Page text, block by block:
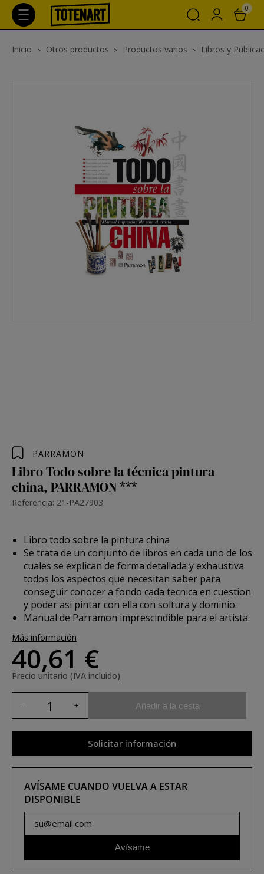
0
Inicio Otros productos Productos varios Libros y
PARRAMON
Libro Todo sobre la técnica pintura
china, PARRAMON ***
Referencia: 21-PA27903
Libro todo sobre la pintura china
Se trata de un conjunto de libros en cada uno de los
cuales se explican de forma detallada y exhaustiva
todos los aspectos que necesitan saber para
conseguir conocer a fondo cada tecnica en cuestion
y poder asi pintar con ella con soltura y dominio.
Manual de Parramon imprescindible para el artista.
Más información
40,61 €
Precio unitario (IVA incluido)
Añadir a la cesta
Solicitar información
AVÍSAME CUANDO VUELVA A ESTAR
DISPONIBLE
Avísame